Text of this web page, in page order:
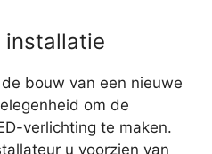
installatie
bouw van een nieuwe
om de
verlichting te maken.
u voorzien van